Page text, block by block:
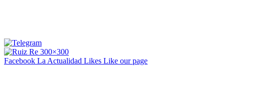
Facebook La Actualidad Likes Like our page